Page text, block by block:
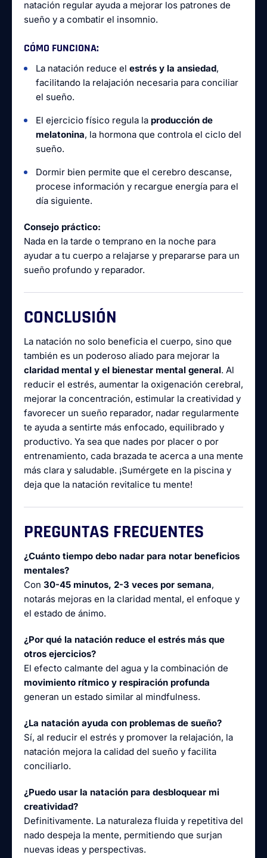
natación regular ayuda a mejorar los patrones de
sueño y a combatir el insomnio.
CÓMO FUNCIONA:
La natación reduce el estrés y la ansiedad,
facilitando la relajación necesaria para conciliar
el sueño.
El ejercicio físico regula la producción de
melatonina, la hormona que controla el ciclo del
sueño.
Dormir bien permite que el cerebro descanse,
procese información y recargue energía para el
día siguiente.
Consejo práctico:
Nada en la tarde o temprano en la noche para
ayudar a tu cuerpo a relajarse y prepararse para un
sueño profundo y reparador.
CONCLUSIÓN
La natación no solo beneficia el cuerpo, sino que
también es un poderoso aliado para mejorar la
claridad mental y el bienestar mental general. Al
reducir el estrés, aumentar la oxigenación cerebral,
mejorar la concentración, estimular la creatividad y
favorecer un sueño reparador, nadar regularmente
te ayuda a sentirte más enfocado, equilibrado y
productivo. Ya sea que nades por placer o por
entrenamiento, cada brazada te acerca a una mente
más clara y saludable. ¡Sumérgete en la piscina y
deja que la natación revitalice tu mente!
PREGUNTAS FRECUENTES
¿Cuánto tiempo debo nadar para notar beneficios
mentales?
Con 30-45 minutos, 2-3 veces por semana,
notarás mejoras en la claridad mental, el enfoque y
el estado de ánimo.
¿Por qué la natación reduce el estrés más que
otros ejercicios?
El efecto calmante del agua y la combinación de
movimiento rítmico y respiración profunda
generan un estado similar al mindfulness.
¿La natación ayuda con problemas de sueño?
Sí, al reducir el estrés y promover la relajación, la
natación mejora la calidad del sueño y facilita
conciliarlo.
¿Puedo usar la natación para desbloquear mi
creatividad?
Definitivamente. La naturaleza fluida y repetitiva del
nado despeja la mente, permitiendo que surjan
nuevas ideas y perspectivas.